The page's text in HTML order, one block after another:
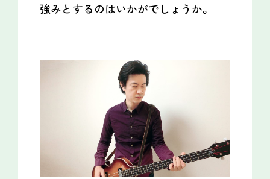
強みとするのはいかがでしょうか。